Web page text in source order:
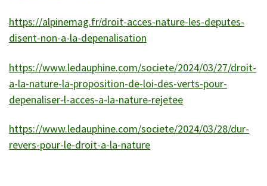
https://alpinemag.fr/droit-acces-nature-les-deputes-
disent-non-a-la-depenalisation
https://www.ledauphine.com/societe/2024/03/27/droit-
a-la-nature-la-proposition-de-loi-des-verts-pour-
depenaliser-l-acces-a-la-nature-rejetee
https://www.ledauphine.com/societe/2024/03/28/dur-
revers-pour-le-droit-a-la-nature